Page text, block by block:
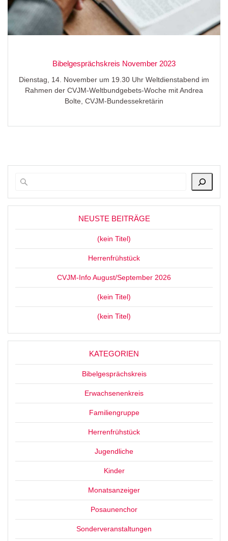
Bibelgesprächskreis November 2023
Dienstag, 14. November um 19.30 Uhr Weltdienstabend im
Rahmen der CVJM-Weltbundgebets-Woche mit Andrea
Bolte, CVJM-Bundessekretärin
NEUSTE BEITRÄGE
(kein Titel)
Herrenfrühstück
CVJM-Info August/September 2026
(kein Titel)
(kein Titel)
KATEGORIEN
Bibelgesprächskreis
Erwachsenenkreis
Familiengruppe
Herrenfrühstück
Jugendliche
Kinder
Monatsanzeiger
Posaunenchor
Sonderveranstaltungen